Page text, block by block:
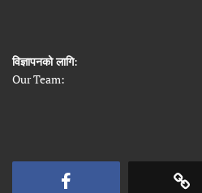
विज्ञापनको लागि:
Our Team: